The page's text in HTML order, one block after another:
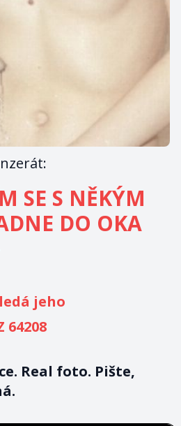
SE S NĚKÝM
DO OKA
jeho
64208
Real foto. Pište,